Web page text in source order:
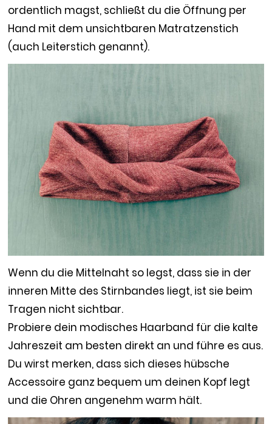
ordentlich magst, schließt du die Öffnung per
Hand mit dem unsichtbaren Matratzenstich
(auch Leiterstich genannt).
Wenn du die Mittelnaht so legst, dass sie in der
inneren Mitte des Stirnbandes liegt, ist sie beim
Tragen nicht sichtbar.
Probiere dein modisches Haarband für die kalte
Jahreszeit am besten direkt an und führe es aus.
Du wirst merken, dass sich dieses hübsche
Accessoire ganz bequem um deinen Kopf legt
und die Ohren angenehm warm hält.